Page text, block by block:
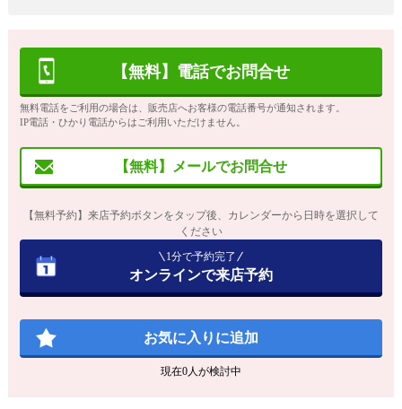
【無料】電話でお問合せ
無料電話をご利用の場合は、販売店へお客様の電話番号が通知されます。
IP電話・ひかり電話からはご利用いただけません。
【無料】メールでお問合せ
【無料予約】来店予約ボタンをタップ後、カレンダーから日時を選択して
ください
1分で予約完了
オンラインで来店予約
お気に入りに追加
現在0人が検討中